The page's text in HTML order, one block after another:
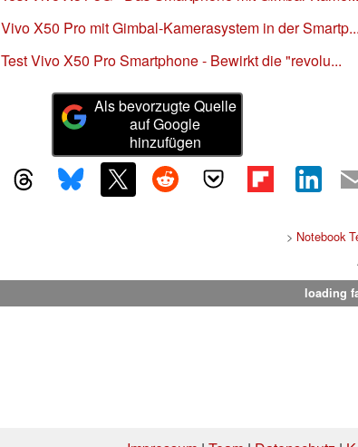
Vivo X50 Pro mit Gimbal-Kamerasystem in der Smartp...
Test Vivo X50 Pro Smartphone - Bewirkt die "revolu...
Als bevorzugte Quelle
auf Google
hinzufügen
> Notebook
loading